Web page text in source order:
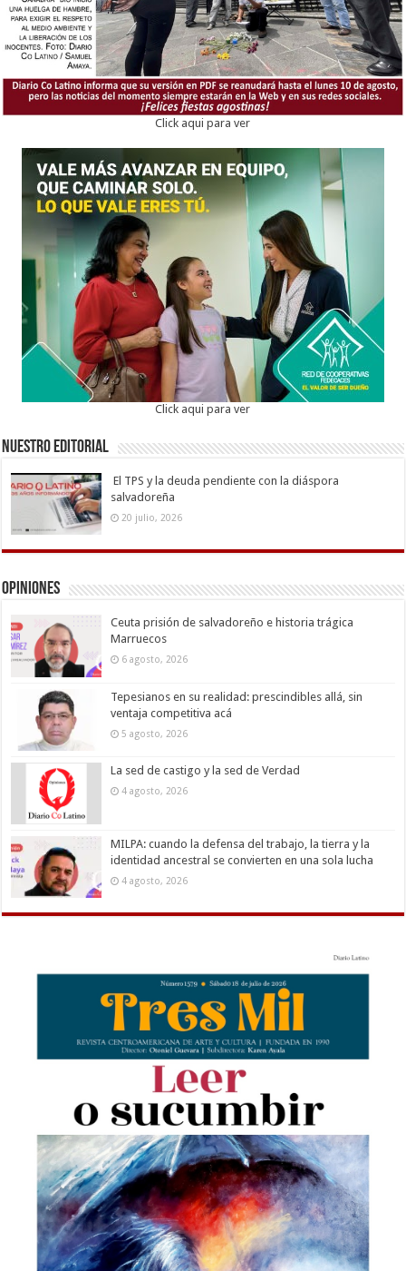
Click aqui para ver
Click aqui para ver
Nuestro Editorial
El TPS y la deuda pendiente con la diáspora
salvadoreña
20 julio, 2026
Opiniones
Ceuta prisión de salvadoreño e historia trágica
Marruecos
6 agosto, 2026
Tepesianos en su realidad: prescindibles allá, sin
ventaja competitiva acá
5 agosto, 2026
La sed de castigo y la sed de Verdad
4 agosto, 2026
MILPA: cuando la defensa del trabajo, la tierra y la
identidad ancestral se convierten en una sola lucha
4 agosto, 2026